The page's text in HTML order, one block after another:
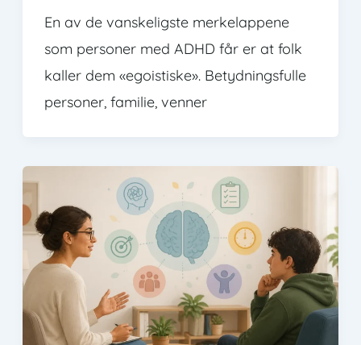
En av de vanskeligste merkelappene
som personer med ADHD får er at folk
kaller dem «egoistiske». Betydningsfulle
personer, familie, venner